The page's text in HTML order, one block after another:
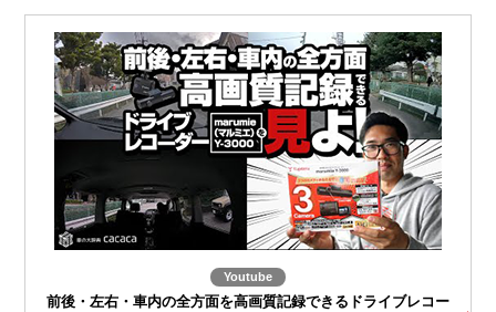
Youtube
前後・左右・車内の全方面を高画質記録できるドライブレコー